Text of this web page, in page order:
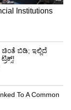
ಕೆರೆಗಳನ್ನು